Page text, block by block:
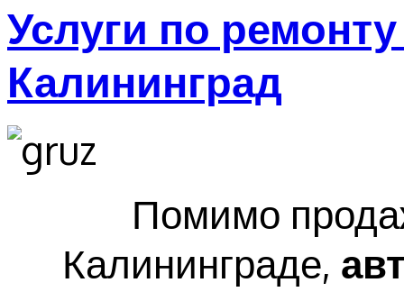
Услуги по
Калининград
Помимо
Калининграде,